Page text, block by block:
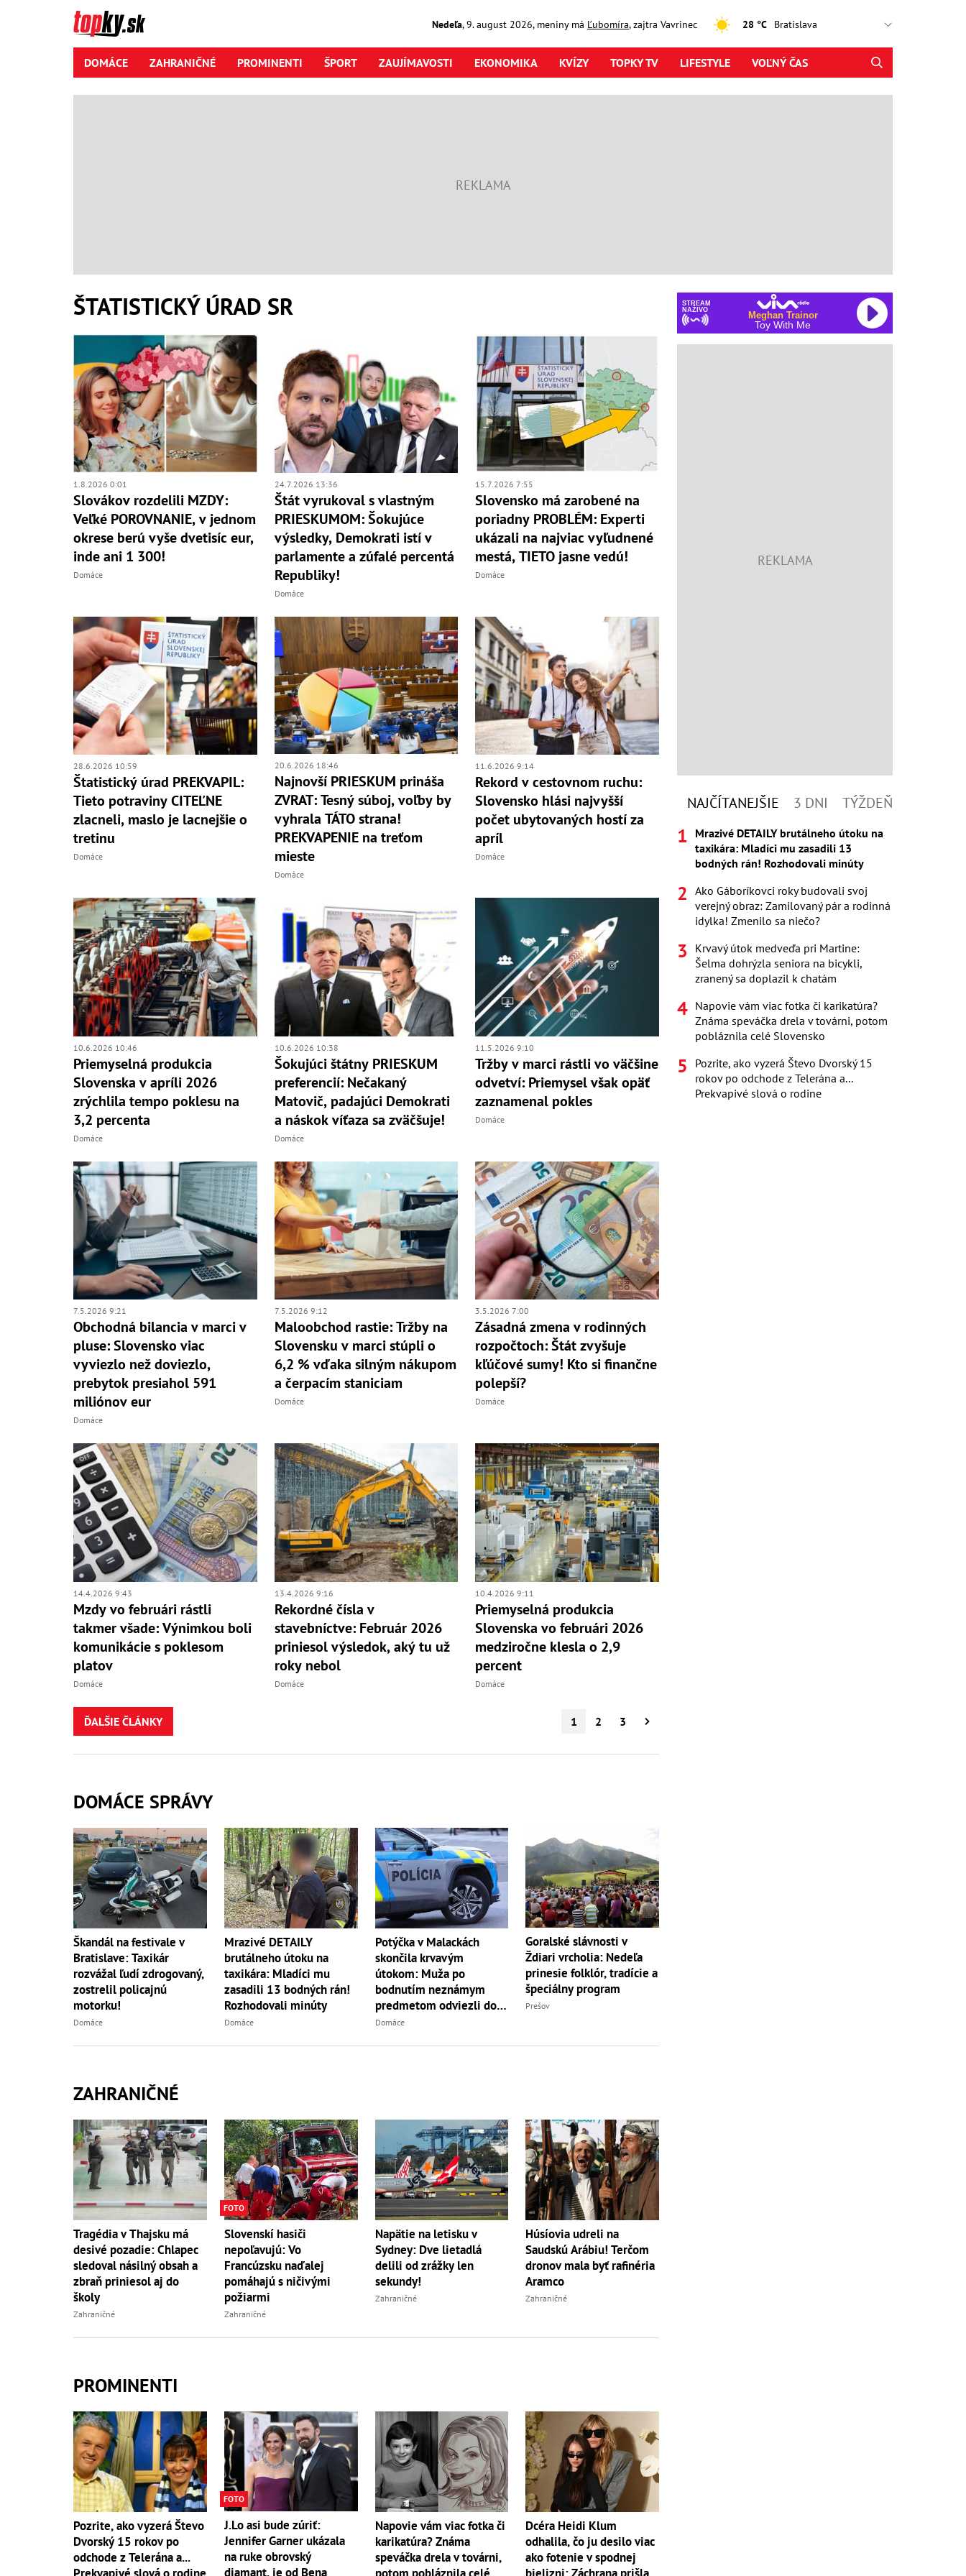
Nedeľa,9. august2026, meniny má Ľubomíra, zajtra Vavrinec 28 °C
DOMÁCE ZAHRANIČNÉ PROMINENTI ŠPORT ZAUJÍMAVOSTI EKONOMIKA KVÍZY TOPKY TV LIFESTYLE VOĽNÝ ČAS
ŠTATISTICKÝ ÚRAD SR
1.8.2026 0:01
Slovákov rozdelili MZDY:
Veľké POROVNANIE, v jednom
okrese berú vyše dvetisíc eur,
inde ani 1 300!
Domáce
24.7.2026 13:36
Štát vyrukoval s vlastným
PRIESKUMOM: Šokujúce
výsledky, Demokrati istí v
parlamente a zúfalé percentá
Republiky!
Domáce
15.7.2026 7:55
Slovensko má zarobené na
poriadny PROBLÉM: Experti
ukázali na najviac vyľudnené
mestá, TIETO jasne vedú!
Domáce
28.6.2026 10:59
Štatistický úrad PREKVAPIL:
Tieto potraviny CITEĽNE
zlacneli, maslo je lacnejšie o
tretinu
Domáce
20.6.2026 18:46
Najnovší PRIESKUM prináša
ZVRAT: Tesný súboj, voľby by
vyhrala TÁTO strana!
PREKVAPENIE na treťom
mieste
Domáce
11.6.2026 9:14
Rekord v cestovnom ruchu:
Slovensko hlási najvyšší
počet ubytovaných hostí za
apríl
Domáce
10.6.2026 10:46
Priemyselná produkcia
Slovenska v apríli 2026
zrýchlila tempo poklesu na
3,2 percenta
Domáce
10.6.2026 10:38
Šokujúci štátny PRIESKUM
preferencií: Nečakaný
Matovič, padajúci Demokrati
a náskok víťaza sa zväčšuje!
Domáce
11.5.2026 9:10
Tržby v marci rástli vo väčšine
odvetví: Priemysel však opäť
zaznamenal pokles
Domáce
7.5.2026 9:21
Obchodná bilancia v marci v
pluse: Slovensko viac
vyviezlo než doviezlo,
prebytok presiahol 591
miliónov eur
Domáce
7.5.2026 9:12
Maloobchod rastie: Tržby na
Slovensku v marci stúpli o
6,2 % vďaka silným nákupom
a čerpacím staniciam
Domáce
3.5.2026 7:00
Zásadná zmena v rodinných
rozpočtoch: Štát zvyšuje
kľúčové sumy! Kto si finančne
polepší?
Domáce
14.4.2026 9:43
Mzdy vo februári rástli
takmer všade: Výnimkou boli
komunikácie s poklesom
platov
Domáce
13.4.2026 9:16
Rekordné čísla v
stavebníctve: Február 2026
priniesol výsledok, aký tu už
roky nebol
Domáce
10.4.2026 9:11
Priemyselná produkcia
Slovenska vo februári 2026
medziročne klesla o 2,9
percent
Domáce
ĎALŠIE ČLÁNKY 1 2 3
DOMÁCE SPRÁVY
Škandál na festivale v
Bratislave: Taxikár
rozvážal ľudí zdrogovaný,
zostrelil policajnú
motorku!
Domáce
Mrazivé DETAILY
brutálneho útoku na
taxikára: Mladíci mu
zasadili 13 bodných rán!
Rozhodovali minúty
Domáce
Potýčka v Malackách
skončila krvavým
útokom: Muža po
bodnutím neznámym
predmetom odviezli do
nemocnice
Domáce
Goralské slávnosti v
Ždiari vrcholia: Nedeľa
prinesie folklór, tradície a
špeciálny program
Prešov
ZAHRANIČNÉ
Tragédia v Thajsku má
desivé pozadie: Chlapec
sledoval násilný obsah a
zbraň priniesol aj do
školy
Zahraničné
FOTO
Slovenskí hasiči
nepoľavujú: Vo
Francúzsku naďalej
pomáhajú s ničivými
požiarmi
Zahraničné
Napätie na letisku v
Sydney: Dve lietadlá
delili od zrážky len
sekundy!
Zahraničné
Húsíovia udreli na
Saudskú Arábiu! Terčom
dronov mala byť rafinéria
Aramco
Zahraničné
PROMINENTI
Pozrite, ako vyzerá Števo
Dvorský 15 rokov po
odchode z Telerána a...
Prekvapivé slová o rodine
FOTO
J.Lo asi bude zúriť:
Jennifer Garner ukázala
na ruke obrovský
diamant, je od Bena
Napovie vám viac fotka či
karikatúra? Známa
speváčka drela v továrni,
potom pobláznila celé
Dcéra Heidi Klum
odhalila, čo ju desilo viac
ako fotenie v spodnej
bielizni: Záchrana prišla
STREAM
NAŽIVO
Meghan Trainor
Toy With Me
NAJČÍTANEJŠIE 3 DNI TÝŽDEŇ
Mrazivé DETAILY brutálneho útoku na
taxikára: Mladíci mu zasadili 13
bodných rán! Rozhodovali minúty
Ako Gáboríkovci roky budovali svoj
verejný obraz: Zamilovaný pár a rodinná
idylka! Zmenilo sa niečo?
Krvavý útok medveďa pri Martine:
Šelma dohrýzla seniora na bicykli,
zranený sa doplazil k chatám
Napovie vám viac fotka či karikatúra?
Známa speváčka drela v továrni, potom
pobláznila celé Slovensko
Pozrite, ako vyzerá Števo Dvorský 15
rokov po odchode z Telerána a...
Prekvapivé slová o rodine